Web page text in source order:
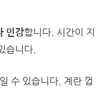
민감합니다. 시간이 지
습니다.
수 있습니다. 계란 껍